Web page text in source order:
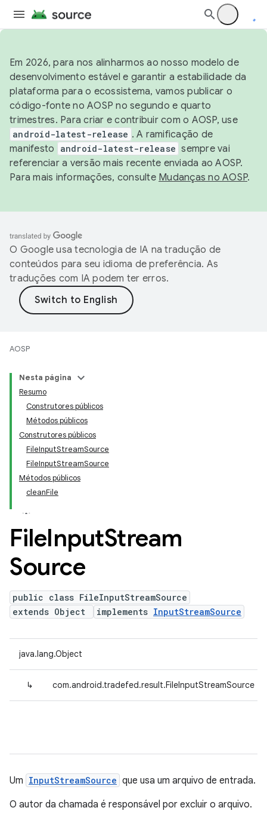
Em 2026, para nos alinharmos ao nosso modelo de
desenvolvimento estável e garantir a estabilidade da
plataforma para o ecossistema, vamos publicar o
código-fonte no AOSP no segundo e quarto
trimestres. Para criar e contribuir com o AOSP, use
android-latest-release . A ramificação de
manifesto
android-latest-release sempre vai
referenciar a versão mais recente enviada ao AOSP.
Para mais informações, consulte Mudanças no AOSP.
O Google usa tecnologia de IA na tradução de
conteúdos para seu idioma de preferência. As
traduções com IA podem ter erros.
AOSP
Nesta página
Resumo
Construtores públicos
Métodos públicos
Construtores públicos
FileInputStreamSource
FileInputStreamSource
Métodos públicos
cleanFile
FileInputStream
Source
public class FileInputStreamSource
extends Object
implements InputStreamSource
java.lang.Object
↳ com.android.tradefed.result.FileInputStreamSource
Um InputStreamSource que usa um arquivo de entrada.
O autor da chamada é responsável por excluir o arquivo.